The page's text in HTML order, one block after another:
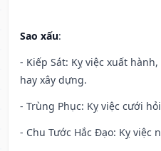
Sao xấu:
- Kiếp Sát: Kỵ việc xuất
hay xây dựng.
- Trùng Phục: Kỵ việc cưới
- Chu Tước Hắc Đạo: Kỵ việc